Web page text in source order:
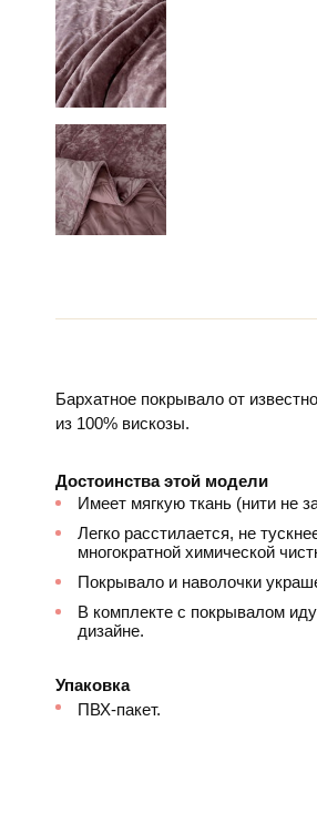
Бархатное покрывало от
из 100% вискозы.
Достоинства этой модели
Имеет мягкую ткань (нити не
Легко расстилается, не
многократной химической
Покрывало и наволочки
В комплекте с покрывалом
дизайне.
Упаковка
ПВХ-пакет.